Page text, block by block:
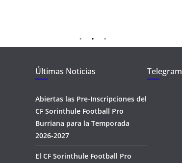
Últimas Noticias
Abiertas las Pre-Inscripciones del
CF Sorinthule Football Pro
Burriana para la Temporada
2026-2027
El CF Sorinthule Football Pro
Telegram